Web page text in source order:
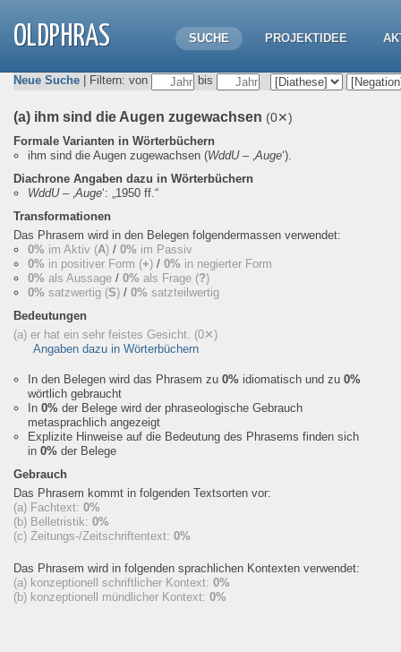
OLDPHRAS SUCHE PROJEKTIDEE
Neue Suche | Filtern: von bis
(a) ihm sind die Augen zugewachsen (0✕)
Formale Varianten in Wörterbüchern
ihm sind die Augen zugewachsen (WddU– ‚Auge‘).
Diachrone Angaben dazu in Wörterbüchern
WddU– ‚Auge‘: „1950 ff.“
Transformationen
Das Phrasem wird in den Belegen folgendermassen verwendet:
0% im Aktiv (A) / 0% im Passiv
0% in positiver Form (+) / 0% in negierter Form
0% als Aussage / 0% als Frage (?)
0% satzwertig (S) / 0% satzteilwertig
Bedeutungen
(a) er hat ein sehr feistes Gesicht. (0✕)
Angaben dazu in Wörterbüchern
In den Belegen wird das Phrasem zu 0% idiomatisch und zu 0%
wörtlich gebraucht
In 0% der Belege wird der phraseologische Gebrauch
metasprachlich angezeigt
Explizite Hinweise auf die Bedeutung des Phrasems finden sich
in 0% der Belege
Gebrauch
Das Phrasem kommt in folgenden Textsorten vor:
(a) Fachtext: 0%
(b) Belletristik: 0%
(c) Zeitungs-/Zeitschriftentext: 0%
Das Phrasem wird in folgenden sprachlichen Kontexten verwendet:
(a) konzeptionell schriftlicher Kontext: 0%
(b) konzeptionell mündlicher Kontext: 0%